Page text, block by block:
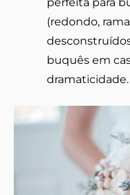
(redondo,
buquês em
dramaticidade.